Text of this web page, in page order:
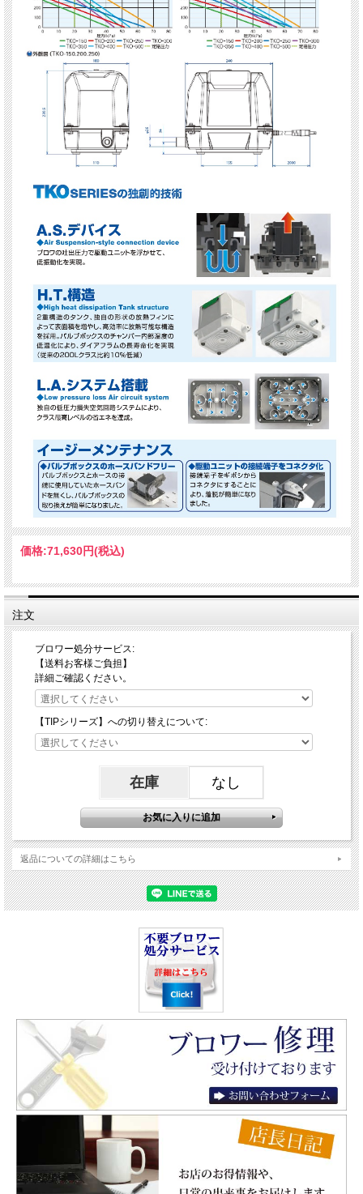
●L.Aシステム搭載
●S.S.I構造による低騒音
●信頼性の高いA.D.オートストッパーを採用
●イージーメンテナンス
価格:71,630円(税込)
注文
ブロワー処分サービス:
【送料お客様ご負担】
詳細ご確認ください。
【TIPシリーズ】への切り替えについて:
在庫 なし
返品についての詳細はこちら